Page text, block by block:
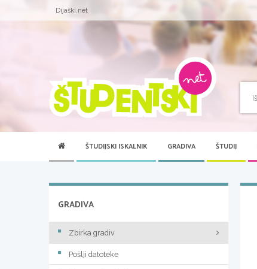
Dijaški.net
ŠTUDIJSKI ISKALNIK GRADIVA ŠTUDIJ
GRADIVA
Zbirka gradiv
Pošlji datoteke